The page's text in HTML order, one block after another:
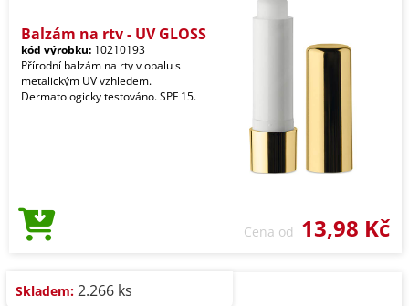
Balzám na rty - UV GLOSS
kód výrobku: 10210193
Přírodní balzám na rty v obalu s
metalickým UV vzhledem.
Dermatologicky testováno. SPF 15.
Cena od 13,98 Kč
Skladem: 2.266 ks